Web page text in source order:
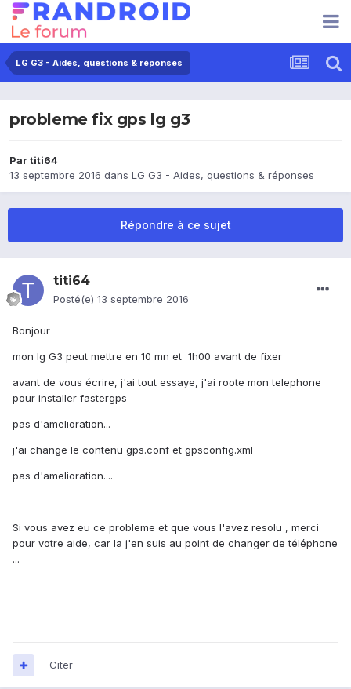
LG G3 - Aides, questions & réponses
probleme fix gps lg g3
Partiti64
13 septembre 2016 dans LG G3 - Aides, questions & réponses
Répondre à ce sujet
titi64
Posté(e) 13 septembre 2016
Bonjour
mon lg G3 peut mettre en 10 mn et 1h00 avant de fixer
avant de vous écrire, j'ai tout essaye, j'ai roote mon telephone
pour installer fastergps
pas d'amelioration...
j'ai change le contenu gps.conf et gpsconfig.xml
pas d'amelioration....
Si vous avez eu ce probleme et que vous l'avez resolu , merci
pour votre aide, car la j'en suis au point de changer de téléphone
...
Citer